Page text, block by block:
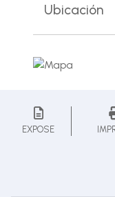
Ubicación
EXPOSE